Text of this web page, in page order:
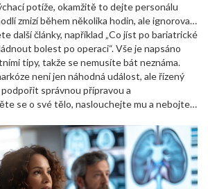
probuzení.
potíže, okamžitě to dejte personálu
zmizí během několika hodin, ale ignorovat
další články, například „Co jíst po bariatrické
bolest po operaci“. Vše je napsáno
tipy, takže se nemusíte bát neznáma.
není jen náhodná událost, ale řízený
správnou přípravou a
se o své tělo, naslouchejte mu a nebojte